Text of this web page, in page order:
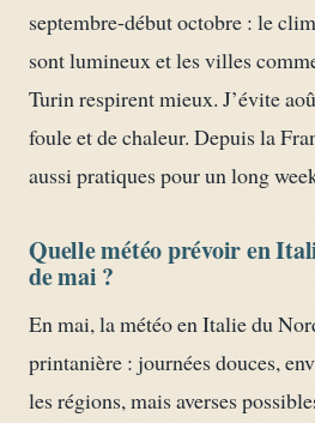
septembre-début octobre : le
sont lumineux et les villes
Turin respirent mieux. J’évite
foule et de chaleur. Depuis la
aussi pratiques pour un long
Quelle météo prévoir en
de mai ?
En mai, la météo en Italie du
printanière : journées douces,
les régions, mais averses